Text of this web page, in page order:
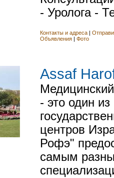
- Уролога -
Контакты и адреса |
Объявления | Фото
Assaf
- это один
центров
Рофэ"
самым